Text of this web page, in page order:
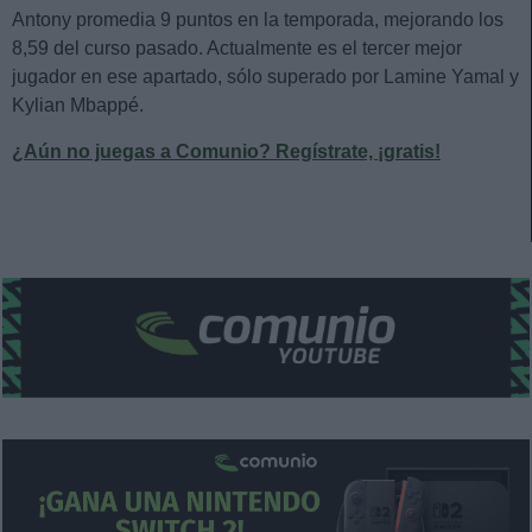
Antony promedia 9 puntos en la temporada, mejorando los
8,59 del curso pasado. Actualmente es el tercer mejor
jugador en ese apartado, sólo superado por Lamine Yamal y
Kylian Mbappé.
¿Aún no juegas a Comunio? Regístrate, ¡gratis!